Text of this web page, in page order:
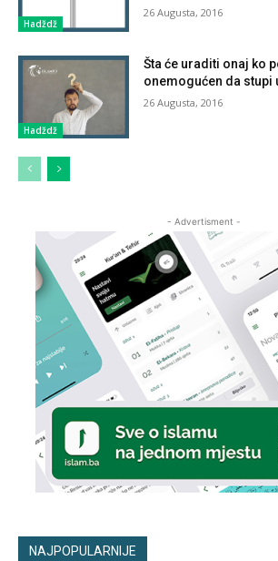
Hadždž
26 Augusta, 2016
Hadždž
Šta će uraditi onaj ko
onemogućen da stupi
26 Augusta, 2016
- Advertisment -
NAJPOPULARNIJE